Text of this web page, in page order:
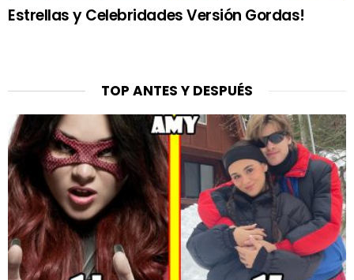
Estrellas y Celebridades Versión Gordas!
TOP ANTES Y DESPUÉS